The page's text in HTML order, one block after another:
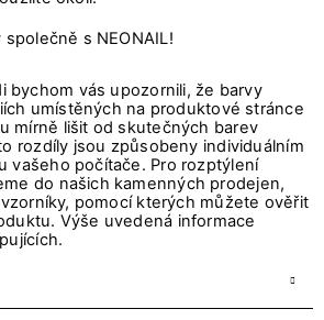
s NEONAIL!
bychom vás upozornili, že barvy
umístěných na produktové stránce
mírně lišit od skutečných barev
rozdíly jsou způsobeny individuálním
vašeho počítače. Pro rozptýlení
do našich kamenných prodejen,
pomocí kterých můžete ověřit
Výše uvedená informace